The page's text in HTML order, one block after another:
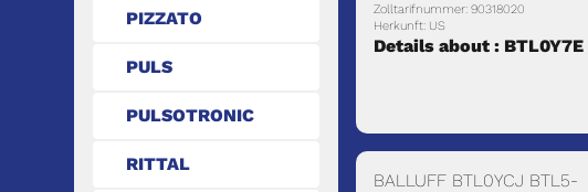
PIZZATO
PULS
PULSOTRONIC
RITTAL
Zolltarifnummer: 90318020
Herkunft: US
Details about : BTL0Y7E
BALLUFF BTL0YCJ BTL5-